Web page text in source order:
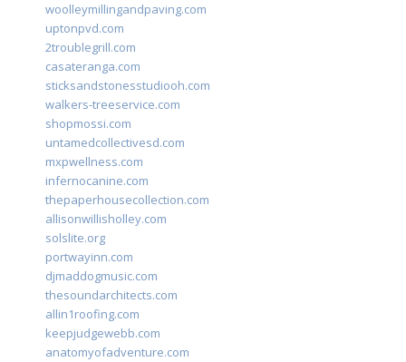
woolleymillingandpaving.com
uptonpvd.com
2troublegrill.com
casateranga.com
sticksandstonesstudiooh.com
walkers-treeservice.com
shopmossi.com
untamedcollectivesd.com
mxpwellness.com
infernocanine.com
thepaperhousecollection.com
allisonwillisholley.com
solslite.org
portwayinn.com
djmaddogmusic.com
thesoundarchitects.com
allin1roofing.com
keepjudgewebb.com
anatomyofadventure.com